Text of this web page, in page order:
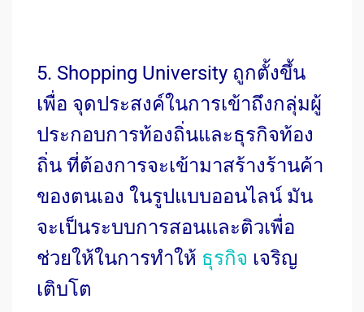
5. Shopping University ถูกตั้งขึ้น
เพื่อ จุดประสงค์ในการเข้าถึงกลุ่มผู้
ประกอบการท้องถิ่นและธุรกิจท้อง
ถิ่น ที่ต้องการจะเข้ามาสร้างร้านค้า
ของตนเอง ในรูปแบบออนไลน์ มัน
จะเป็นระบบการสอนและติวเพื่อ
ช่วยให้ในการทำให้ ธุรกิจ เจริญ
เติบโต